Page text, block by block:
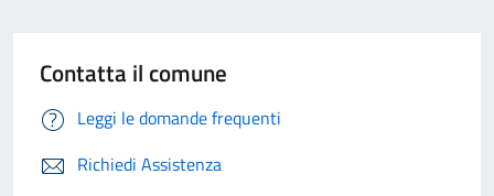
Contatta il comune
Leggi le domande frequenti
Richiedi Assistenza